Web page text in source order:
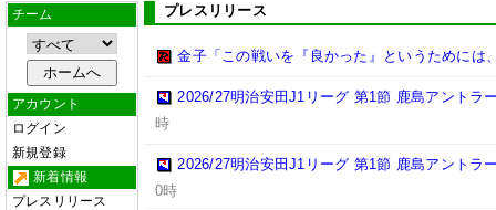
チーム
アカウント
ログイン
新規登録
新着情報
プレスリリース
プレスリリース
金子「この戦いを『良かった』というためには
2026/27明治安田J1リーグ 第1節 鹿島アントラ
時
2026/27明治安田J1リーグ 第1節 鹿島アントラ
0時